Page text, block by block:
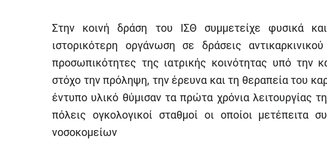
Στην κοινή δράση του ΙΣΘ συμμετείχε φυσικά
ιστορικότερη οργάνωση σε δράσεις
προσωπικότητες της ιατρικής κοινότητας υπό την
στόχο την πρόληψη, την έρευνα και τη θεραπεία του
έντυπο υλικό θύμισαν τα πρώτα χρόνια λειτουργίας
πόλεις ογκολογικοί σταθμοί οι οποίοι μετέπειτα
νοσοκομείων